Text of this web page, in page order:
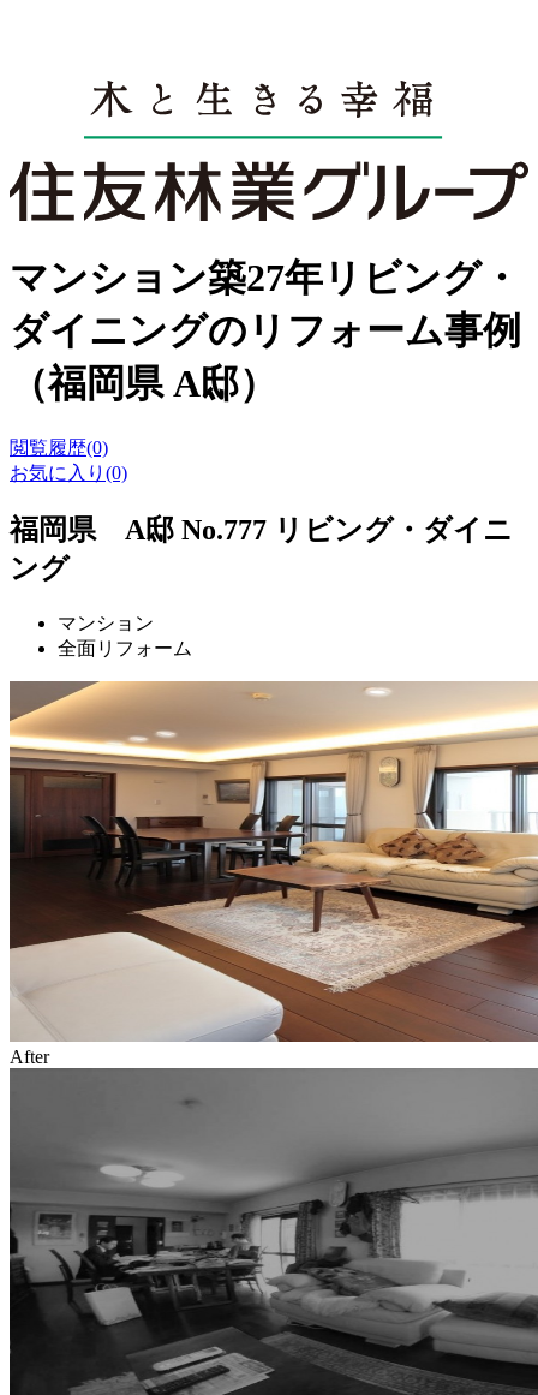
マンション築27年リビング・
ダイニングのリフォーム事例
（福岡県 A邸）
閲覧履歴(0)
お気に入り(0)
福岡県 A邸 No.777 リビング・ダイニ
ング
マンション
全面リフォーム
After